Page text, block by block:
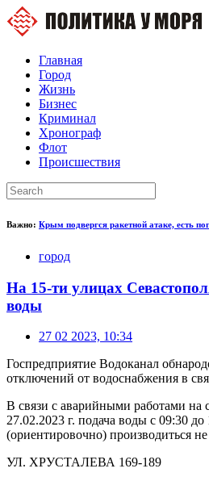
Главная
Город
Жизнь
Бизнес
Криминал
Хронограф
Флот
Происшествия
Важно: Крым подвергся ракетной атаке, есть
город
На 15-ти улицах
воды
27 02 2023, 10:34
Госпредприятие Водоканал
отключений от водоснабжения в
В связи с аварийными работами на
27.02.2023 г. подача воды c 09:30 до
(ориентировочно) производиться
УЛ. ХРУСТАЛЕВА 169-189